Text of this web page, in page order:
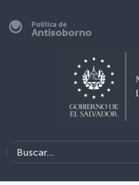
Política de
Antisoborno